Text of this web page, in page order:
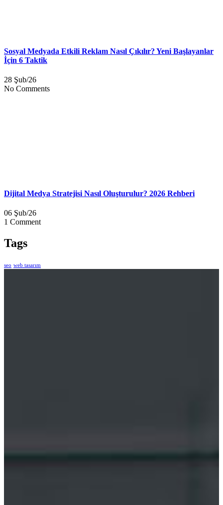
Sosyal Medyada Etkili Reklam Nasıl Çıkılır? Yeni Başlayanlar
İçin 6 Taktik
28 Şub/26
No Comments
Dijital Medya Stratejisi Nasıl Oluşturulur? 2026 Rehberi
06 Şub/26
1 Comment
Tags
seo web tasarım